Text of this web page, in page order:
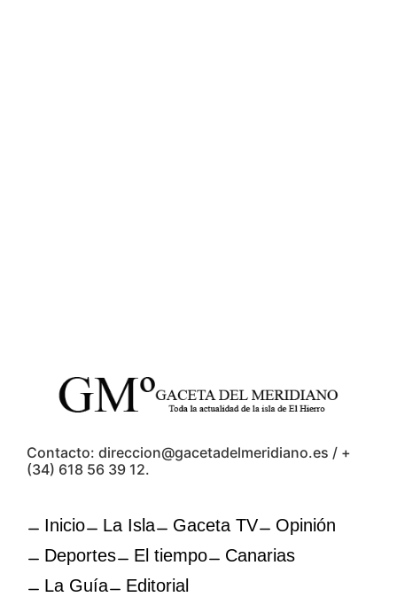
Contacto: direccion@gacetadelmeridiano.es / +
(34) 618 56 39 12.
Inicio La Isla Gaceta TV
Opinión
Deportes
El tiempo
Canarias
La Guía
Editorial